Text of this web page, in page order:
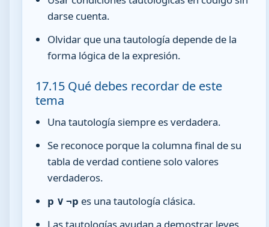
darse cuenta.
Olvidar que una tautología depende de la
forma lógica de la expresión.
17.15 Qué debes recordar de este
tema
Una tautología siempre es verdadera.
Se reconoce porque la columna final de su
tabla de verdad contiene solo valores
verdaderos.
p ∨ ¬p es una tautología clásica.
Las tautologías ayudan a demostrar leyes